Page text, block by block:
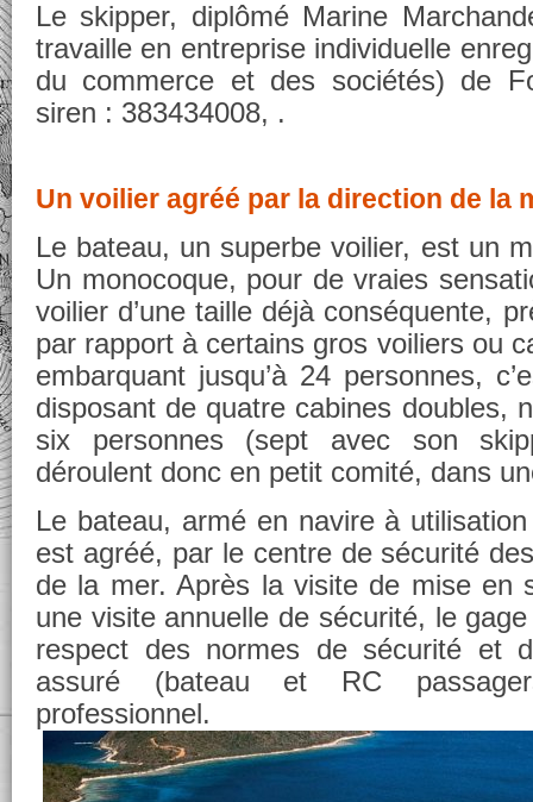
Le skipper, diplômé Marine
travaille en entreprise individuelle
du commerce et des sociétés) de
siren : 383434008, .
Un voilier agréé par la direction de la
Le bateau, un superbe voilier, est un
Un monocoque, pour de vraies
voilier d’une taille déjà conséquente,
par rapport à certains gros voiliers ou
embarquant jusqu’à 24 personnes,
disposant de quatre cabines doubles,
six personnes (sept avec son
déroulent donc en petit comité, dans
Le bateau, armé en navire à
est agréé, par le centre de sécurité
de la mer. Après la visite de mise en
une visite annuelle de sécurité, le
respect des normes de sécurité et
assuré (bateau et RC
professionnel.